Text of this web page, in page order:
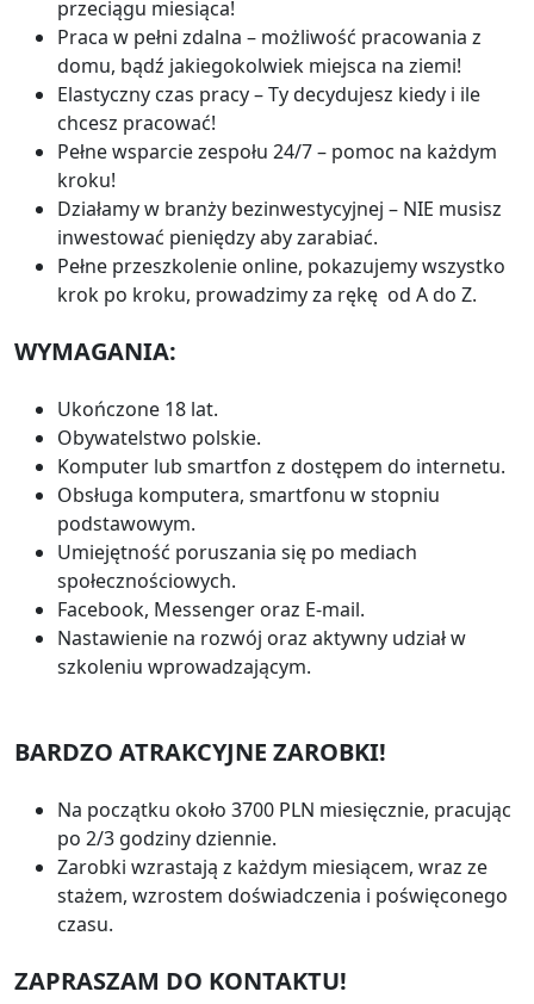
przeciągu miesiąca!
Praca w pełni zdalna – możliwość pracowania z
domu, bądź jakiegokolwiek miejsca na ziemi!
Elastyczny czas pracy – Ty decydujesz kiedy i ile
chcesz pracować!
Pełne wsparcie zespołu 24/7 – pomoc na każdym
kroku!
Działamy w branży bezinwestycyjnej – NIE musisz
inwestować pieniędzy aby zarabiać.
Pełne przeszkolenie online, pokazujemy wszystko
krok po kroku, prowadzimy za rękę od A do Z.
WYMAGANIA:
Ukończone 18 lat.
Obywatelstwo polskie.
Komputer lub smartfon z dostępem do internetu.
Obsługa komputera, smartfonu w stopniu
podstawowym.
Umiejętność poruszania się po mediach
społecznościowych.
Facebook, Messenger oraz E-mail.
Nastawienie na rozwój oraz aktywny udział w
szkoleniu wprowadzającym.
BARDZO ATRAKCYJNE ZAROBKI!
Na początku około 3700 PLN miesięcznie, pracując
po 2/3 godziny dziennie.
Zarobki wzrastają z każdym miesiącem, wraz ze
stażem, wzrostem doświadczenia i poświęconego
czasu.
ZAPRASZAM DO KONTAKTU!